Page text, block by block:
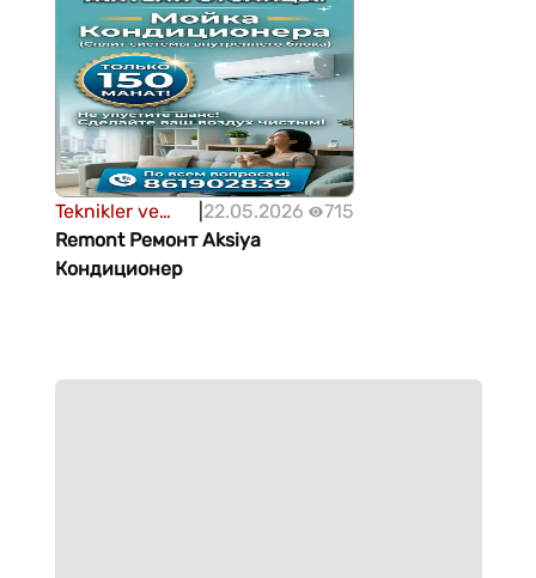
Teknikler ve
cihazlar
22.05.2026
715
Remont Ремонт Aksiya
Кондиционер